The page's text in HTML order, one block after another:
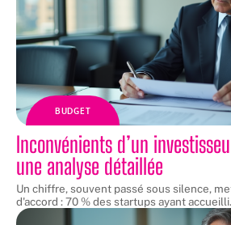
BUDGET
Inconvénients d’un
une analyse détaillée
Un chiffre, souvent passé sous silence,
d'accord : 70 % des startups ayant accueilli